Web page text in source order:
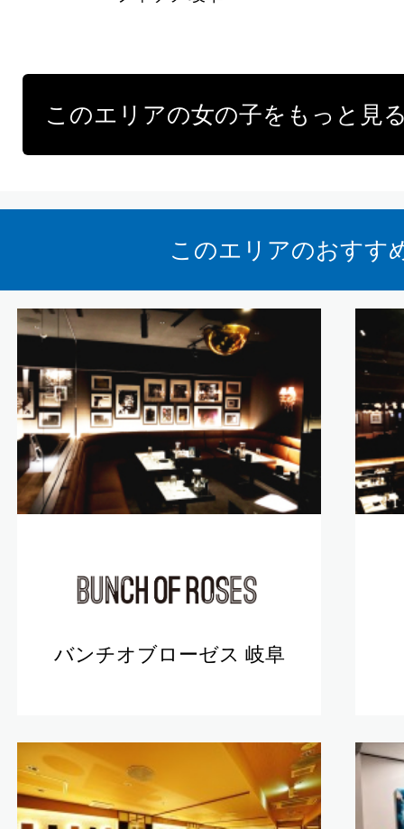
このエリアの女の子をもっと見
このエリアのおすす
バンチオブローゼス 岐阜